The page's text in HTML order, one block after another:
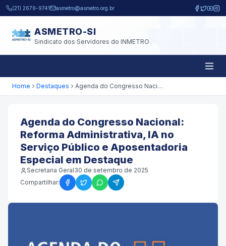
Pular para o conteúdo principal
(21) 2679-9741 asmetro@asmetro.org.br
ASMETRO-SI
Sindicato dos Servidores do INMETRO
Home Destaques Agenda do Congresso Nacional: Reforma Administrativa, IA no Serviço Público e Aposentadoria Especial em Destaque
Agenda do Congresso Nacional:
Reforma Administrativa, IA no
Serviço Público e Aposentadoria
Especial em Destaque
Secretaria Geral30 de setembro de 2025
Compartilhar: